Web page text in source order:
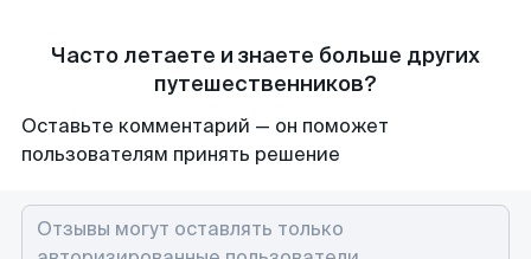
Часто летаете и знаете больше других
путешественников?
Оставьте комментарий — он поможет
пользователям принять решение